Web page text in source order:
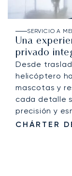
SERVICIO A
Una
privado
Desde
helicóptero
mascotas y
cada detalle
precisión y
CHÁRTER